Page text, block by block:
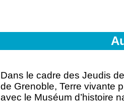
Dans le cadre des Jeudis
de Grenoble, Terre vivante
avec le Muséum d’histoire